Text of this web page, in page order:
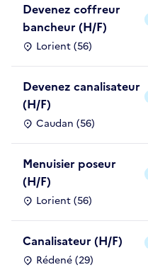
Devenez coffreur
bancheur (H/F)
Lorient (56)
Devenez canalisateur
(H/F)
Caudan (56)
Menuisier poseur
(H/F)
Lorient (56)
Canalisateur (H/F)
Rédené (29)